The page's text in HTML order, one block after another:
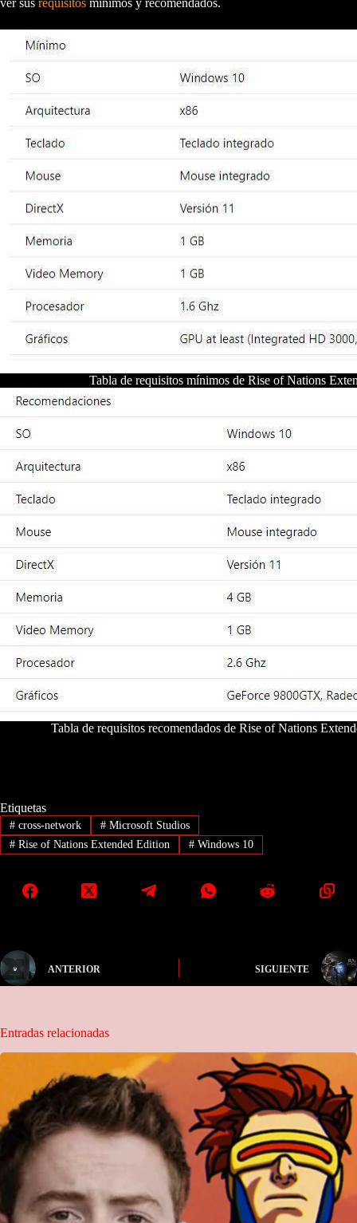
Tabla de requisitos mínimos de Rise of Nations
Tabla de requisitos recomendados de Rise of Nations
Etiquetas
#cross-network #Microsoft Studios
#Rise of Nations Extended Edition #Windows 10
ANTERIOR SIGUIENTE
Entradas relacionadas